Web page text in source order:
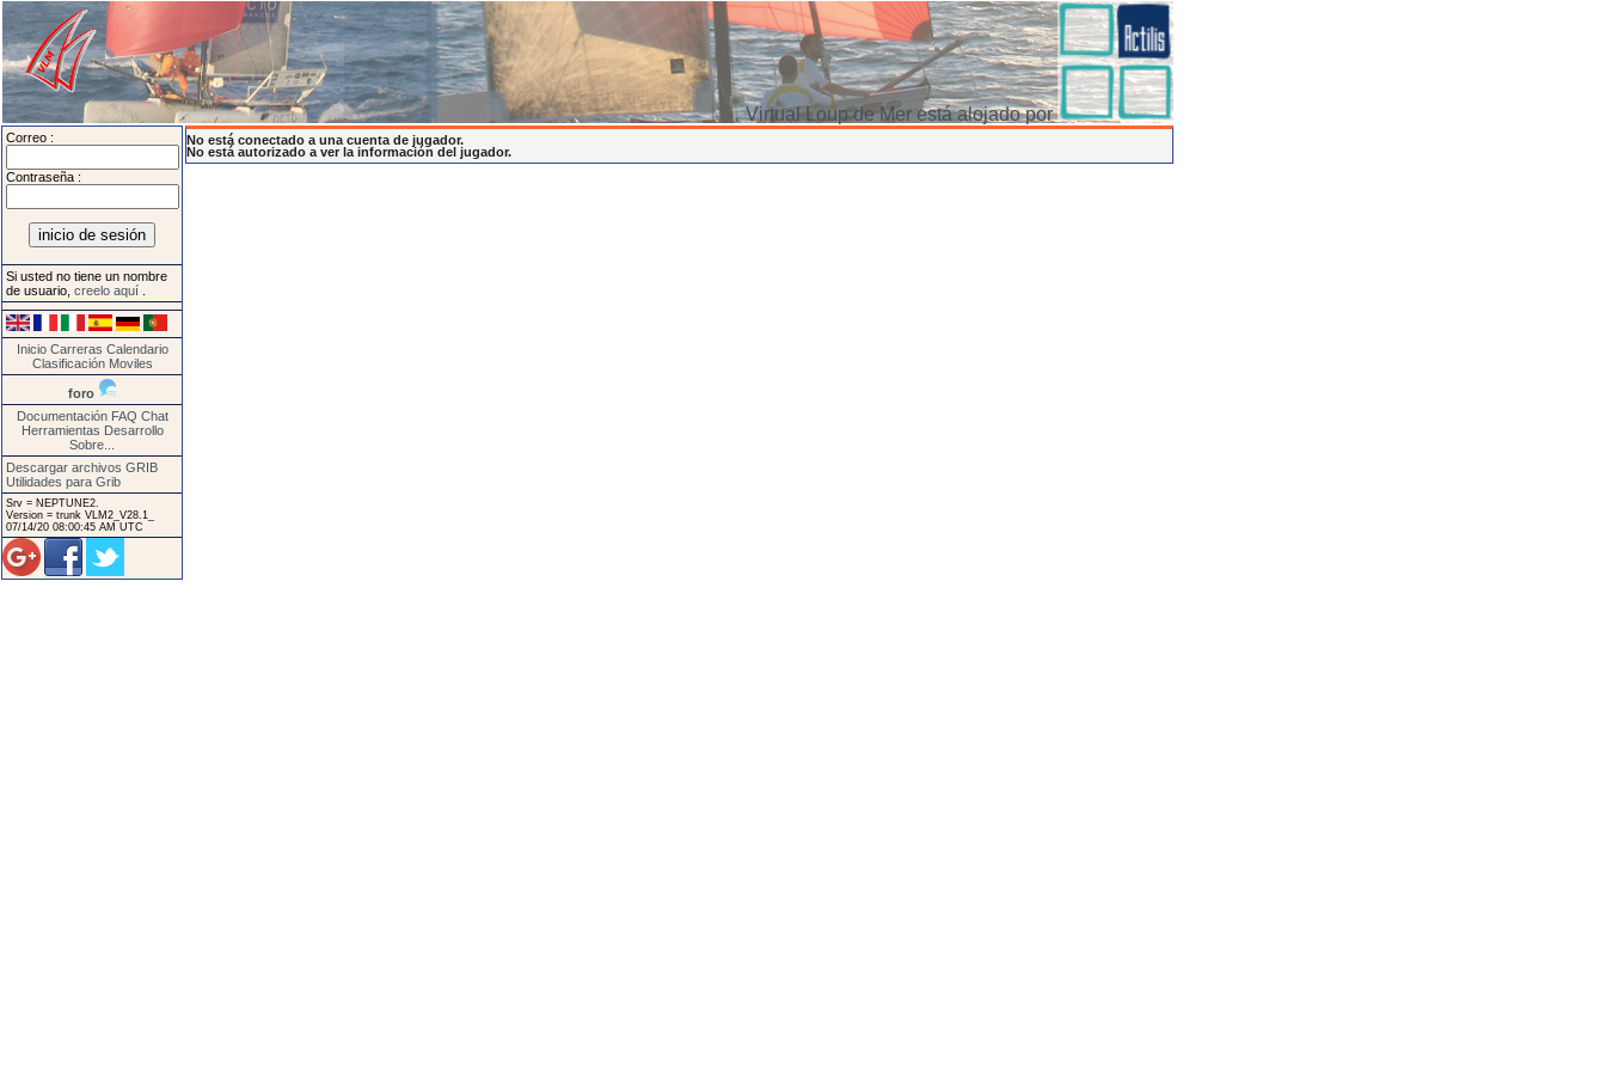
Virtual Loup de Mer está alojado por
Correo :
Contraseña :
Si usted no tiene un nombre
de usuario, creelo aquí
Inicio Carreras Calendario
Clasificación Moviles
foro
Documentación FAQ Chat
Herramientas Desarrollo
Sobre...
Descargar archivos GRIB
Utilidades para Grib
Srv = NEPTUNE2.
Version = trunk VLM2_V28.1_
07/14/20 08:00:45 AM UTC
No está conectado a una cuenta de jugador.
No está autorizado a ver la información del jugador.